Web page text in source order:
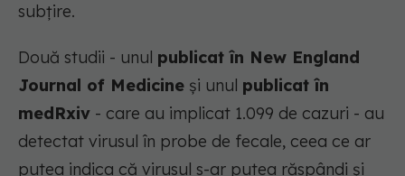
subțire.
Două studii - unul publicat în New England
Journal of Medicine și unul publicat în
medRxiv - care au implicat 1.099 de cazuri - au
detectat virusul în probe de fecale, ceea ce ar
putea indica că virusul s-ar putea răspândi și